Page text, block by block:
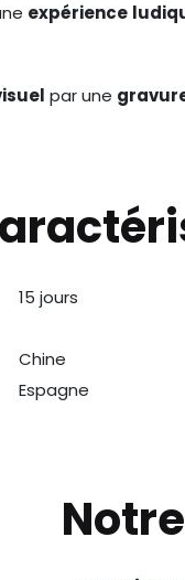
expérience
par une
15 jours
Chine
Espagne